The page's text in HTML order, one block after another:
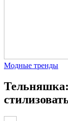
Модные тренды